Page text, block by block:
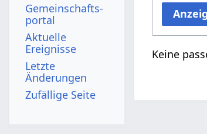
Keine
Gemeinschafts­
portal
Aktuelle
Ereignisse
Letzte
Änderungen
Zufällige Seite